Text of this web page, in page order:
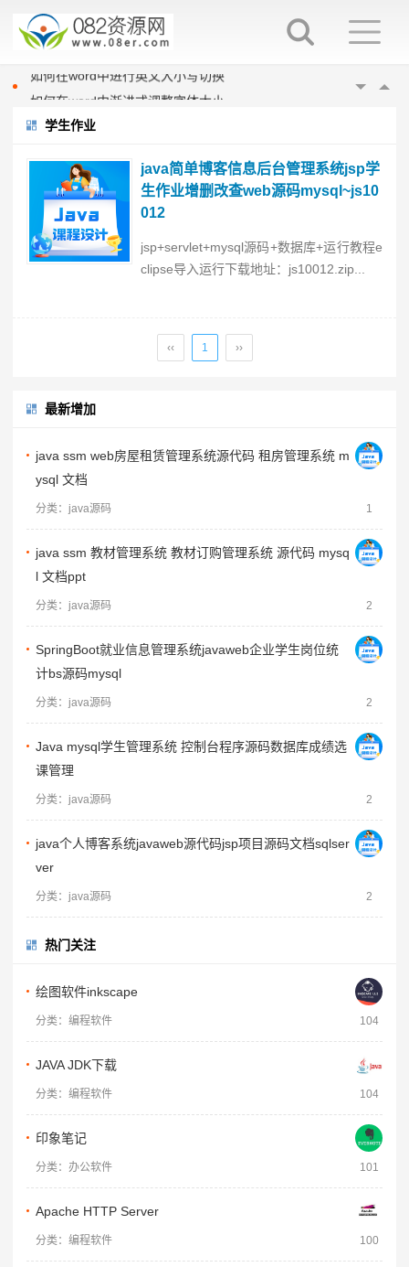
word填表时如何避免表项向后移动
如何在word中指定位置输入文字
在word中换行与换段的区别
如何在word中指定位置输入文字
如何在word中进行英文大小写切换
如何在word中渐进式调整字体大小
在word中换行与换段的区别
word填表时如何避免表项向后移动
学生作业
java简单博客信息后台管理系统jsp学
生作业增删改查web源码mysql~js10
012
jsp+servlet+mysql源码+数据库+运行教程e
clipse导入运行下载地址：js10012.zip...
‹‹ 1 ››
最新增加
java ssm web房屋租赁管理系统源代码 租房管理系统 m
ysql 文档
分类：java源码 1
java ssm 教材管理系统 教材订购管理系统 源代码 mysq
l 文档ppt
分类：java源码 2
SpringBoot就业信息管理系统javaweb企业学生岗位统
计bs源码mysql
分类：java源码 2
Java mysql学生管理系统 控制台程序源码数据库成绩选
课管理
分类：java源码 2
java个人博客系统javaweb源代码jsp项目源码文档sqlser
ver
分类：java源码 2
热门关注
绘图软件inkscape
分类：编程软件 104
JAVA JDK下载
分类：编程软件 104
印象笔记
分类：办公软件 101
Apache HTTP Server
分类：编程软件 100